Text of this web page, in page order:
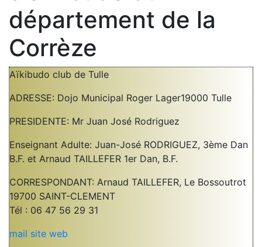
département de la
Corrèze
Aïkibudo club de Tulle
ADRESSE: Dojo Municipal Roger Lager19000 Tulle
PRESIDENTE: Mr Juan José Rodriguez
Enseignant Adulte: Juan-José RODRIGUEZ, 3ème Dan
B.F. et Arnaud TAILLEFER 1er Dan, B.F.
CORRESPONDANT: Arnaud TAILLEFER, Le Bossoutrot
19700 SAINT-CLEMENT
Tél : 06 47 56 29 31
mail site web